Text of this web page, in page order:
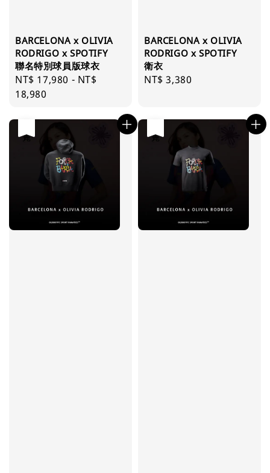
BARCELONA x OLIVIA
RODRIGO x SPOTIFY
聯名特別球員版球衣
Regular
price
NT$ 17,980 - NT$
18,980
BARCELONA x OLIVIA
RODRIGO x SPOTIFY
衛衣
Regular
NT$ 3,380